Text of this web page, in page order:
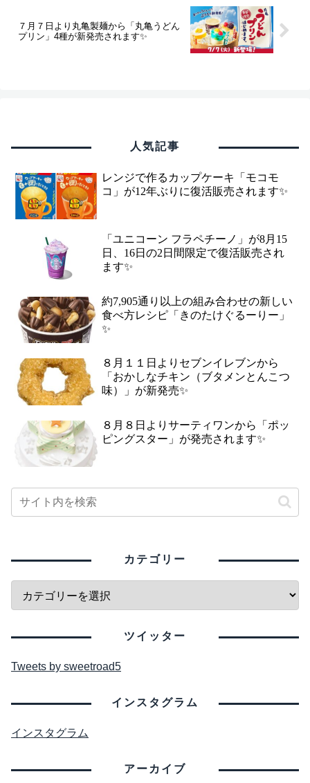
７月７日より丸亀製麺から「丸亀うどん
プリン」4種が新発売されます✨
人気記事
レンジで作るカップケーキ「モコモ
コ」が12年ぶりに復活販売されます✨
「ユニコーン フラペチーノ」が8月15
日、16日の2日間限定で復活販売され
ます✨
約7,905通り以上の組み合わせの新しい
食べ方レシピ「きのたけぐるーりー」
✨
８月１１日よりセブンイレブンから
「おかしなチキン（ブタメンとんこつ
味）」が新発売✨
８月８日よりサーティワンから「ポッ
ピングスター」が発売されます✨
カテゴリー
ツイッター
Tweets by sweetroad5
インスタグラム
インスタグラム
アーカイブ